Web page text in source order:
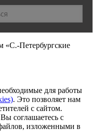
«С.-Петербургские
для работы
. Это позволяет нам
с сайтом.
соглашаетесь с
изложенными в